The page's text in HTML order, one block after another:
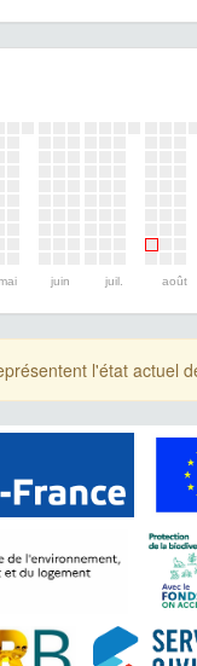
juin juil. août
l'état actuel